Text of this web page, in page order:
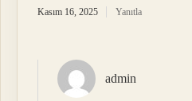
Kasım 16, 2025 Yanıtla
admin